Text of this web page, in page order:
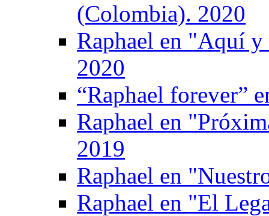
(Colombia). 2020
Raphael en "Aquí
2020
“Raphael forever”
Raphael en
2019
Raphael en
Raphael en "El